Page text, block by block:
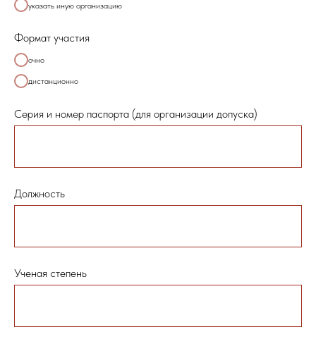
указать иную организацию
Формат участия
очно
дистанционно
Серия и номер паспорта (для организации допуска)
Должность
Ученая степень